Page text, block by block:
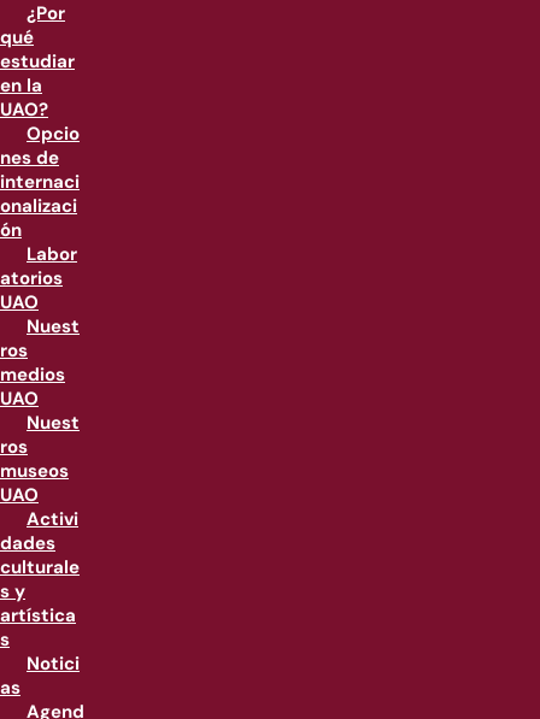
¿Por
qué
estudiar
en la
UAO?
Opcio
nes de
internaci
onalizaci
ón
Labor
atorios
UAO
Nuest
ros
medios
UAO
Nuest
ros
museos
UAO
Activi
dades
culturale
s y
artística
s
Notici
as
Agend